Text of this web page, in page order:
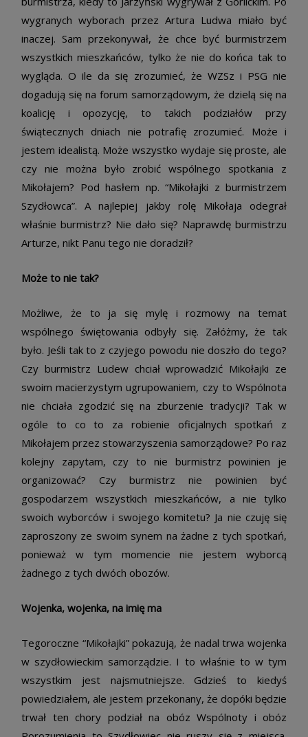
wygranych wyborach przez Artura Ludwa miało być
inaczej. Sam przekonywał, że chce być burmistrzem
wszystkich mieszkańców, tylko że nie do końca tak to
wygląda. O ile da się zrozumieć, że WZSz i PSG nie
dogadują się na forum samorządowym, że dzielą się na
koalicję i opozycję, to takich podziałów przy
świątecznych dniach nie potrafię zrozumieć. Może i
jestem idealistą. Może wszystko wydaje się proste, ale
czy nie można było zrobić wspólnego spotkania z
Mikołajem? Pod hasłem np. “Mikołajki z burmistrzem
Szydłowca”. A najlepiej jakby rolę Mikołaja odegrał
właśnie burmistrz? Nie dało się? Naprawdę burmistrzu
Arturze, nikt Panu tego nie doradził?
Może to nie tak?
Możliwe, że to ja się mylę i rozmowy na temat
wspólnego świętowania odbyły się. Załóżmy, że tak
było. Jeśli tak to z czyjego powodu nie doszło do tego?
Czy burmistrz Ludew chciał wprowadzić Mikołajki ze
swoim macierzystym ugrupowaniem, czy to Wspólnota
nie chciała zgodzić się na zburzenie tradycji? Tak w
ogóle to co to za robienie oficjalnych spotkań z
Mikołajem przez stowarzyszenia samorządowe? Po raz
kolejny zapytam, czy to nie burmistrz powinien je
organizować? Czy burmistrz nie powinien być
gospodarzem wszystkich mieszkańców, a nie tylko
swoich wyborców i swojego komitetu? Ja nie czuję się
zaproszony ze swoim synem na żadne z tych spotkań,
ponieważ w tym momencie nie jestem wyborcą
żadnego z tych dwóch obozów.
Wojenka, wojenka, na imię ma
Tegoroczne “Mikołajki” pokazują, że nadal trwa wojenka
w szydłowieckim samorządzie. I to właśnie to w tym
wszystkim jest najsmutniejsze. Gdzieś to kiedyś
powiedziałem, ale jestem przekonany, że dopóki będzie
trwał ten chory podział na obóz Wspólnoty i obóz